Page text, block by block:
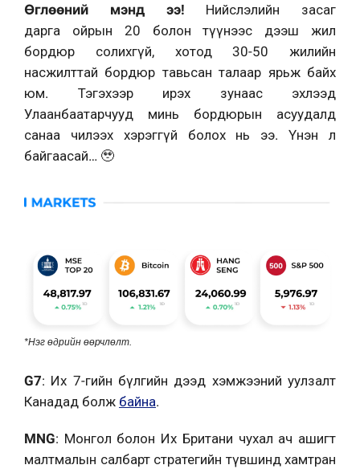
Өглөөний мэнд ээ! Нийслэлийн засаг
дарга
ойрын 20 болон түүнээс дээш жил
бордюр солихгүй, хотод 30-50 жилийн
насжилттай бордюр тавьсан талаар ярьж байх
юм. Тэгэхээр ирэх зунаас эхлээд
Улаанбаатарчууд минь бордюрын асуудалд
санаа чилээх хэрэггүй болох нь ээ. Үнэн л
байгаасай… 🥹
*Нэг өдрийн өөрчлөлт.
G7: Их 7-гийн бүлгийн дээд хэмжээний уулзалт
Канадад болж байна.
MNG: Монгол болон Их Британи чухал ач ашигт
малтмалын салбарт стратегийн түвшинд хамтран